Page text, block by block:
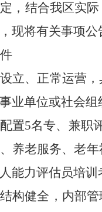
，结合我区实
现将有关事项公
设立、正常运营
业单位或社会组
配置5名专、兼
养老服务、老
能力评估员培
结构健全，内部